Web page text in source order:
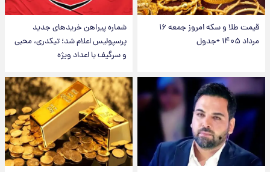
قیمت طلا و سکه امروز جمعه ۱۶
مرداد ۱۴۰۵ +جدول
شماره پیراهن خریدهای جدید
پرسپولیس اعلام شد؛ تیکدری، محبی
و سرگیف با اعداد ویژه